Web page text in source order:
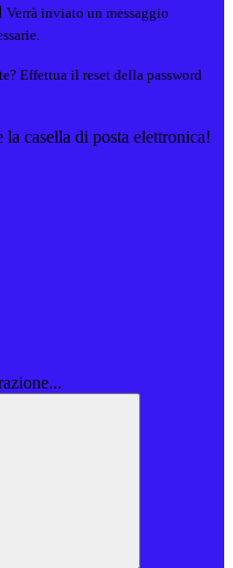
Verrà inviato un messaggio
Effettua il reset della password
casella di posta elettronica!